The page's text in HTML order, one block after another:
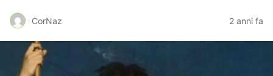
CorNaz 2 anni fa